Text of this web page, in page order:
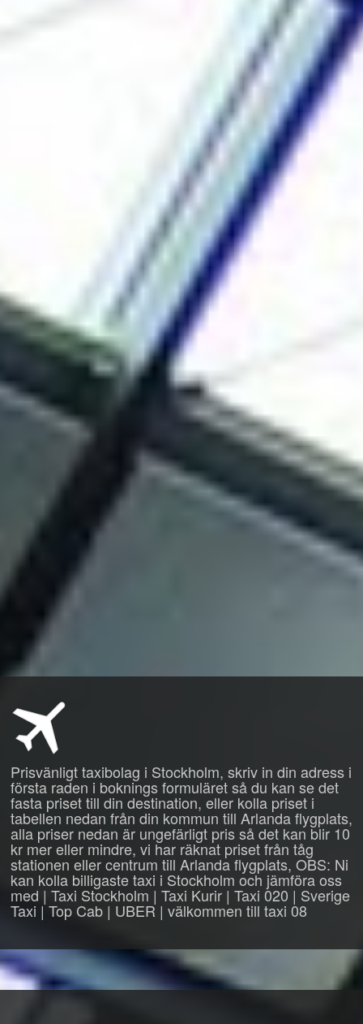
Prisvänligt taxibolag i Stockholm, skriv in din adress i
första raden i boknings formuläret så du kan se det
fasta priset till din destination, eller kolla priset i
tabellen nedan från din kommun till Arlanda flygplats,
alla priser nedan är ungefärligt pris så det kan blir 10
kr mer eller mindre, vi har räknat priset från tåg
stationen eller centrum till Arlanda flygplats, OBS: Ni
kan kolla billigaste taxi i Stockholm och jämföra oss
med | Taxi Stockholm | Taxi Kurir | Taxi 020 | Sverige
Taxi | Top Cab | UBER | välkommen till taxi 08